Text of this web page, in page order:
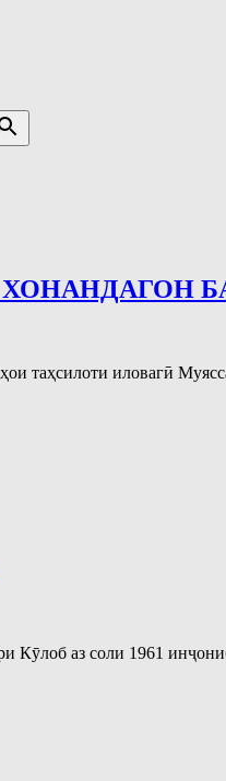
таҳсилоти иловагӣ
Кӯлоб аз соли 1961